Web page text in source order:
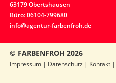
63179 Obertshausen
Büro: 06104-799680
info@agentur-farbenfroh.de
© FARBENFROH 2026
Impressum | Datenschutz | Kontakt |